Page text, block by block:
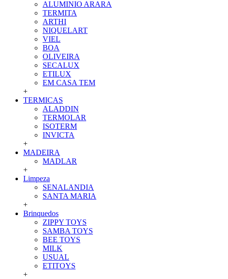
ALUMINIO ARARA
TERMITA
ARTHI
NIQUELART
VIEL
BOA
OLIVEIRA
SECALUX
ETILUX
EM CASA TEM
+
TERMICAS
ALADDIN
TERMOLAR
ISOTERM
INVICTA
+
MADEIRA
MADLAR
+
Limpeza
SENALANDIA
SANTA MARIA
+
Brinquedos
ZIPPY TOYS
SAMBA TOYS
BEE TOYS
MILK
USUAL
ETITOYS
+